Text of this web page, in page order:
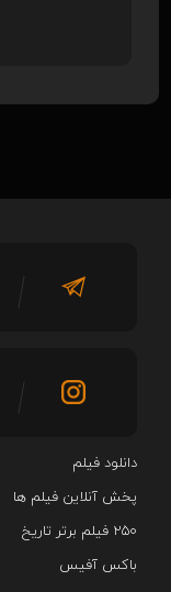
دانلود فیلم
پخش آنلاین فیلم ها
۲۵۰ فیلم برتر تاریخ
باکس آفیس